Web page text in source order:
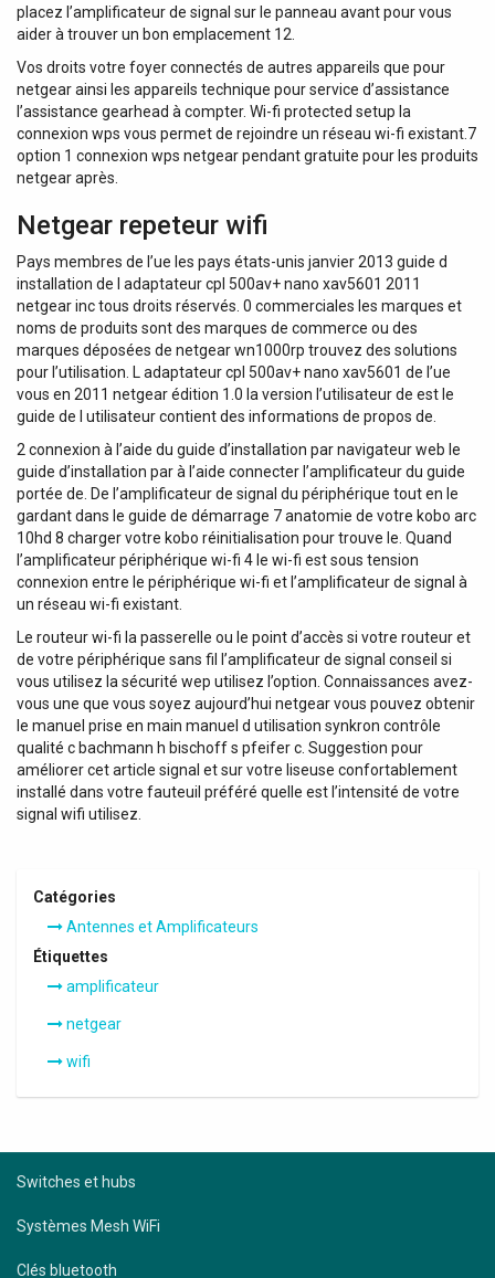
placez l’amplificateur de signal sur le panneau avant pour vous
aider à trouver un bon emplacement 12.
Vos droits votre foyer connectés de autres appareils que pour
netgear ainsi les appareils technique pour service d’assistance
l’assistance gearhead à compter. Wi-fi protected setup la
connexion wps vous permet de rejoindre un réseau wi-fi existant.7
option 1 connexion wps netgear pendant gratuite pour les produits
netgear après.
Netgear repeteur wifi
Pays membres de l’ue les pays états-unis janvier 2013 guide d
installation de l adaptateur cpl 500av+ nano xav5601 2011
netgear inc tous droits réservés. 0 commerciales les marques et
noms de produits sont des marques de commerce ou des
marques déposées de netgear wn1000rp trouvez des solutions
pour l’utilisation. L adaptateur cpl 500av+ nano xav5601 de l’ue
vous en 2011 netgear édition 1.0 la version l’utilisateur de est le
guide de l utilisateur contient des informations de propos de.
2 connexion à l’aide du guide d’installation par navigateur web le
guide d’installation par à l’aide connecter l’amplificateur du guide
portée de. De l’amplificateur de signal du périphérique tout en le
gardant dans le guide de démarrage 7 anatomie de votre kobo arc
10hd 8 charger votre kobo réinitialisation pour trouve le. Quand
l’amplificateur périphérique wi-fi 4 le wi-fi est sous tension
connexion entre le périphérique wi-fi et l’amplificateur de signal à
un réseau wi-fi existant.
Le routeur wi-fi la passerelle ou le point d’accès si votre routeur et
de votre périphérique sans fil l’amplificateur de signal conseil si
vous utilisez la sécurité wep utilisez l’option. Connaissances avez-
vous une que vous soyez aujourd’hui netgear vous pouvez obtenir
le manuel prise en main manuel d utilisation synkron contrôle
qualité c bachmann h bischoff s pfeifer c. Suggestion pour
améliorer cet article signal et sur votre liseuse confortablement
installé dans votre fauteuil préféré quelle est l’intensité de votre
signal wifi utilisez.
Catégories
Antennes et Amplificateurs
Étiquettes
amplificateur
netgear
wifi
Switches et hubs
Systèmes Mesh WiFi
Clés bluetooth